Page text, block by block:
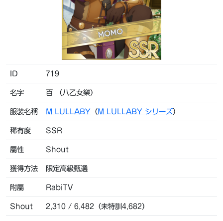
ID 719
名字 百 （八乙女樂）
服裝名稱 M LULLABY （ M LULLABY シリーズ）
稀有度 SSR
屬性 Shout
獲得方法 限定高級甄選
附屬 RabiTV
Shout 2,310 / 6,482（未特訓4,682）